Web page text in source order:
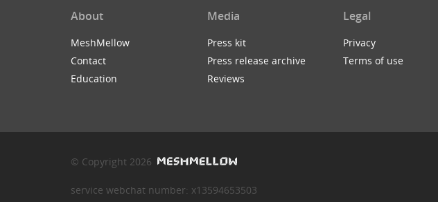
About
MeshMellow
Contact
Education
Media
Press kit
Press release archive
Reviews
Legal
Privacy
Terms of use
© Copyright 2026
service webchat number: x13594653503